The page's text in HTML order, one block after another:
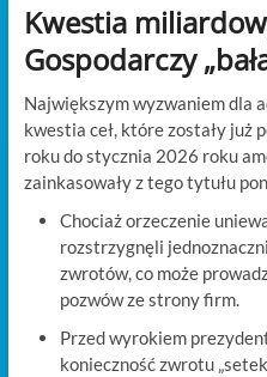
Kwestia
Gospodarczy
Największym wyzwaniem dla
kwestia ceł, które zostały już
roku do stycznia 2026 roku
zainkasowały z tego tytułu
Chociaż orzeczenie
rozstrzygnęli
zwrotów, co może
pozwów ze strony firm.
Przed wyrokiem
konieczność zwrotu